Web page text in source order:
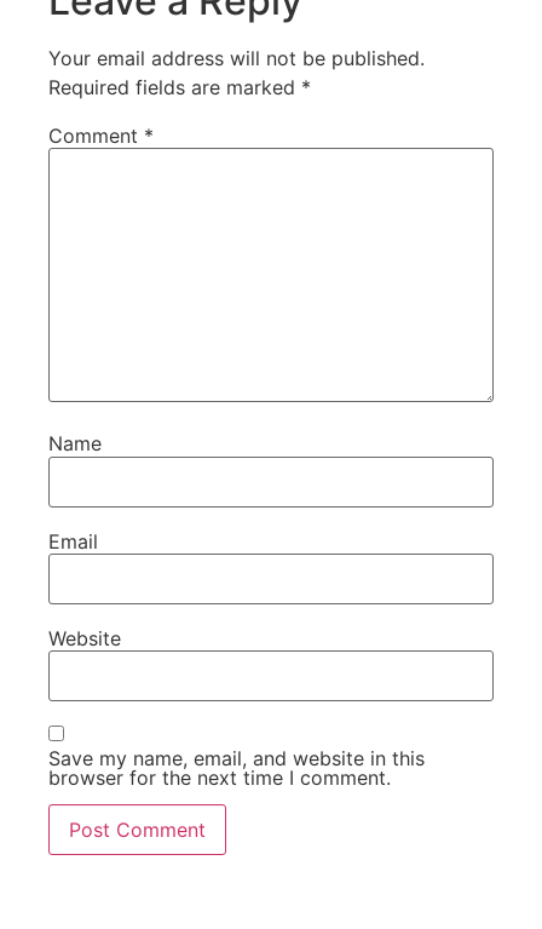
Your email address will not be published.
Required fields are marked *
Comment *
Name
Email
Website
Save my name, email, and website in this
browser for the next time I comment.